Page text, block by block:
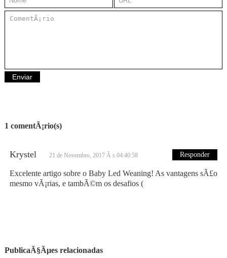
1 comentÃ¡rio(s)
Krystel 21 de Novembro, 2017 Ã s 04:40:58 Responder
Excelente artigo sobre o Baby Led Weaning! As vantagens sÃ£o
mesmo vÃ¡rias, e tambÃ©m os desafios (
PublicaÃ§Ãµes relacionadas